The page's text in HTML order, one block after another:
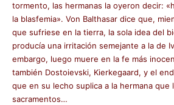
tormento, las hermanas la oyeron decir:
la blasfemia». Von Balthasar dice que,
que sufriese en la tierra, la sola idea del
producía una irritación semejante a la de
embargo, luego muere en la fe más
también Dostoievski, Kierkegaard, y el
que en su lecho suplica a la hermana que
sacramentos…